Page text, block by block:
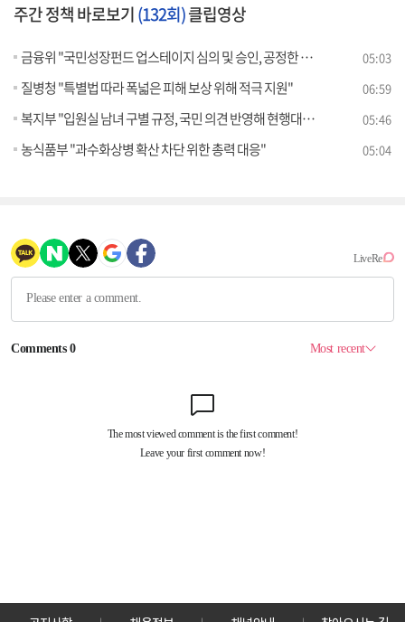
주간 정책 바로보기(132회)클립영상
금융위 "국민성장펀드 업스테이지 심의 및 승인, 공정한 절차 따라 이뤄져" 05:03
질병청 "특별법 따라 폭넓은 피해 보상 위해 적극 지원" 06:59
복지부 "입원실 남녀 구별 규정, 국민 의견 반영해 현행대로 유지" 05:46
농식품부 "과수화상병 확산 차단 위한 총력 대응" 05:04